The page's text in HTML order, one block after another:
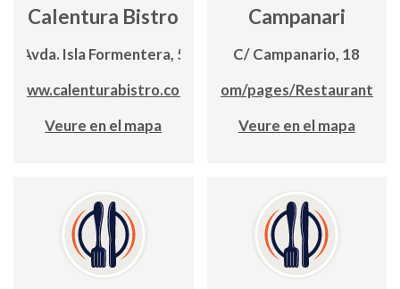
Calentura Bistro
Avda. Isla Formentera, 5
www.calenturabistro.com
Veure en el mapa
Campanari
C/ Campanario, 18
www.facebook.com/pages/
Veure en el mapa